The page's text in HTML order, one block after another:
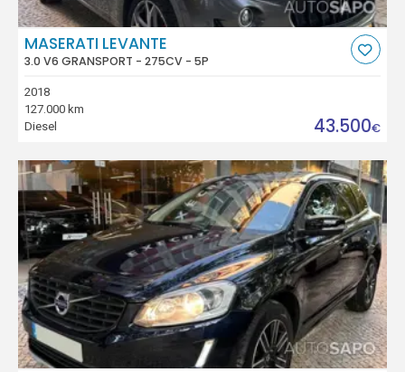
MASERATI LEVANTE
3.0 V6 GRANSPORT - 275CV - 5P
2018
127.000 km
Diesel
43.500€